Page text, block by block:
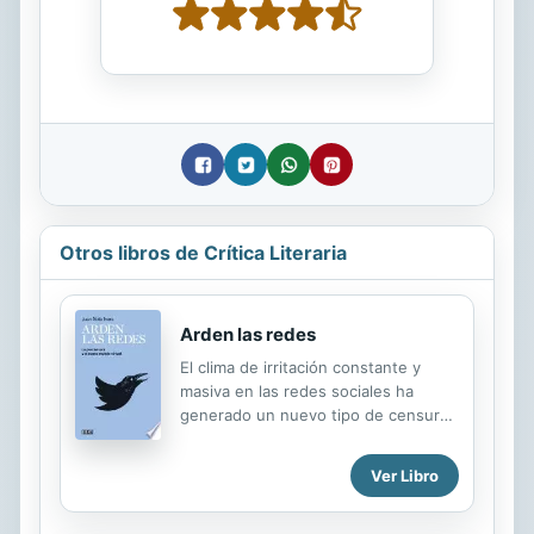
Otros libros de Crítica Literaria
Arden las redes
El clima de irritación constante y
masiva en las redes sociales ha
generado un nuevo tipo de censura
manera orgánica, imprevisible y
caótica. Los usuarios participamos de
todas las polémicas empujados por la
Ver Libro